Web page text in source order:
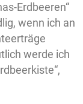
Erdbeeren“
wenn ich an
werde ich